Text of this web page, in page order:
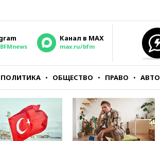
Канал в MAX
max.ru/bfm
ПОЛИТИКА ОБЩЕСТВО ПРАВО АВТО